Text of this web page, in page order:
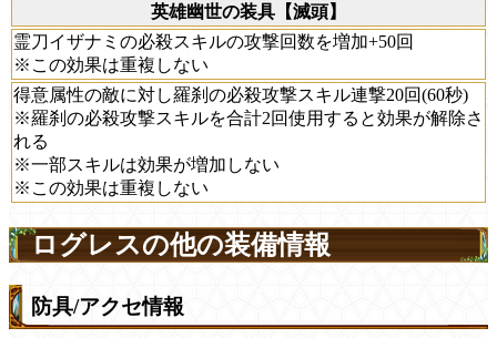
英雄幽世の装具【滅頭】
霊刀イザナミの必殺スキルの攻撃回数を増加+50回
※この効果は重複しない
得意属性の敵に対し羅刹の必殺攻撃スキル連撃20回(60秒)
※羅刹の必殺攻撃スキルを合計2回使用すると効果が解除さ
れる
※一部スキルは効果が増加しない
※この効果は重複しない
ログレスの他の装備情報
防具/アクセ情報